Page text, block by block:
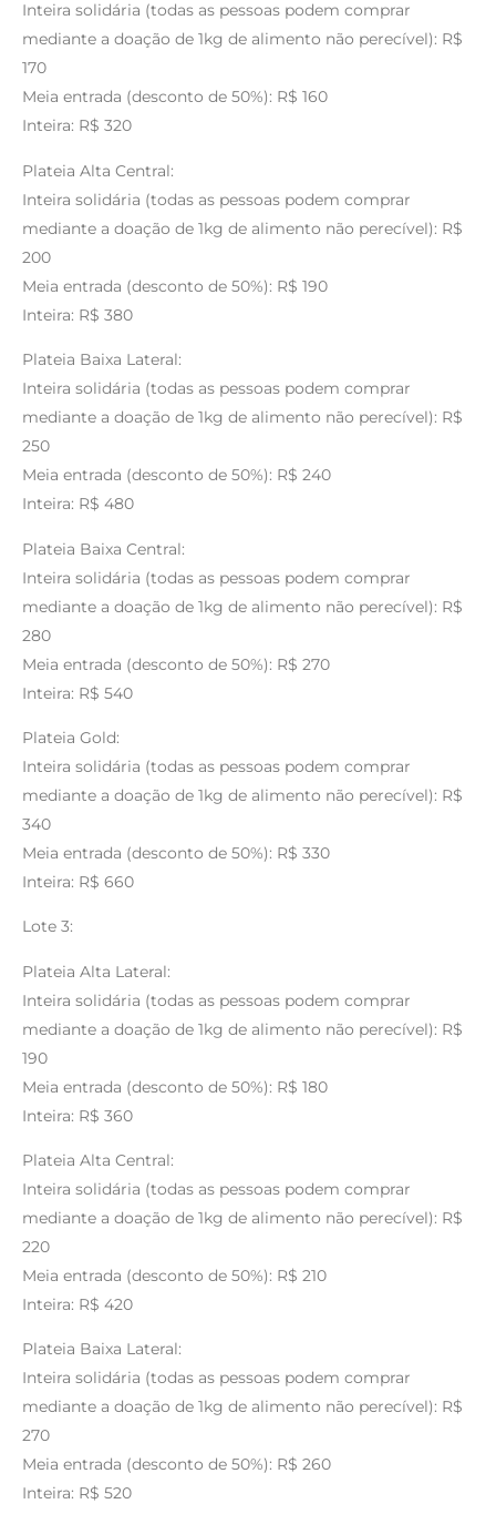
Inteira solidária (todas as pessoas podem comprar
mediante a doação de 1kg de alimento não perecível): R$
170
Meia entrada (desconto de 50%): R$ 160
Inteira: R$ 320
Plateia Alta Central:
Inteira solidária (todas as pessoas podem comprar
mediante a doação de 1kg de alimento não perecível): R$
200
Meia entrada (desconto de 50%): R$ 190
Inteira: R$ 380
Plateia Baixa Lateral:
Inteira solidária (todas as pessoas podem comprar
mediante a doação de 1kg de alimento não perecível): R$
250
Meia entrada (desconto de 50%): R$ 240
Inteira: R$ 480
Plateia Baixa Central:
Inteira solidária (todas as pessoas podem comprar
mediante a doação de 1kg de alimento não perecível): R$
280
Meia entrada (desconto de 50%): R$ 270
Inteira: R$ 540
Plateia Gold:
Inteira solidária (todas as pessoas podem comprar
mediante a doação de 1kg de alimento não perecível): R$
340
Meia entrada (desconto de 50%): R$ 330
Inteira: R$ 660
Lote 3:
Plateia Alta Lateral:
Inteira solidária (todas as pessoas podem comprar
mediante a doação de 1kg de alimento não perecível): R$
190
Meia entrada (desconto de 50%): R$ 180
Inteira: R$ 360
Plateia Alta Central:
Inteira solidária (todas as pessoas podem comprar
mediante a doação de 1kg de alimento não perecível): R$
220
Meia entrada (desconto de 50%): R$ 210
Inteira: R$ 420
Plateia Baixa Lateral:
Inteira solidária (todas as pessoas podem comprar
mediante a doação de 1kg de alimento não perecível): R$
270
Meia entrada (desconto de 50%): R$ 260
Inteira: R$ 520